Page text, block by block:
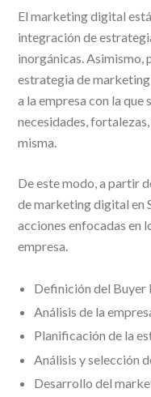
El marketing digital
integración de
inorgánicas. Asimismo,
estrategia de
a la empresa con la que
necesidades,
misma.
De este modo, a partir
de marketing digital en
acciones enfocadas en
empresa.
Definición del Buyer
Análisis de la
Planificación de la
Análisis y selección
Desarrollo del